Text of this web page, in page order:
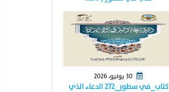
كتاب_في سطور_٢٧٢ الدعاء الذي